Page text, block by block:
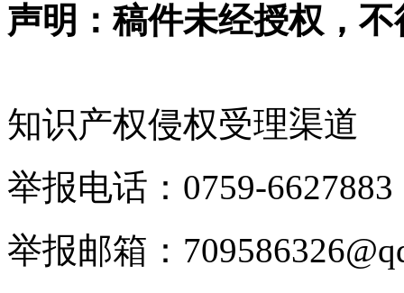
声明：稿件未经授权，
知识产权侵权受理渠道
举报电话：0759-6627883
举报邮箱：